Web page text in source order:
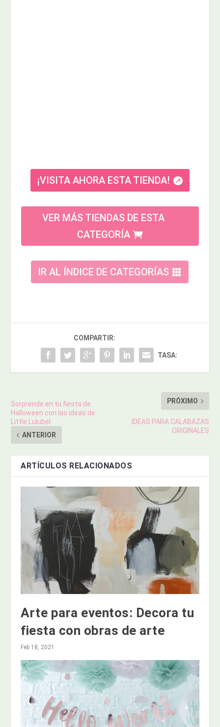
¡VISITA AHORA ESTA TIENDA!
VER MÁS TIENDAS DE ESTA
CATEGORÍA
IR AL ÍNDICE DE CATEGORÍAS
COMPARTIR:
TASA:
Sorprende en tu fiesta de
Halloween con las ideas de
Little Lulubel
ANTERIOR
PRÓXIMO
IDEAS PARA CALABAZAS
ORIGINALES
ARTÍCULOS RELACIONADOS
Arte para eventos: Decora tu
fiesta con obras de arte
Feb 18, 2021